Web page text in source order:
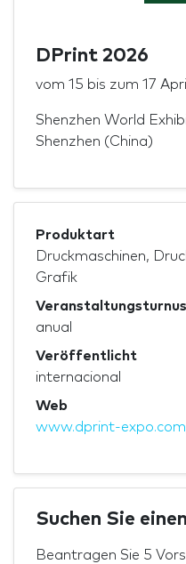
DPrint 2026
vom 15 bis zum 17
Shenzhen World
Shenzhen (China)
Produktart
Druckmaschinen,
Grafik
Veranstaltungsturnus
anual
Veröffentlicht
internacional
Web
www.dprint-
Suchen Sie
Beantragen Sie 5